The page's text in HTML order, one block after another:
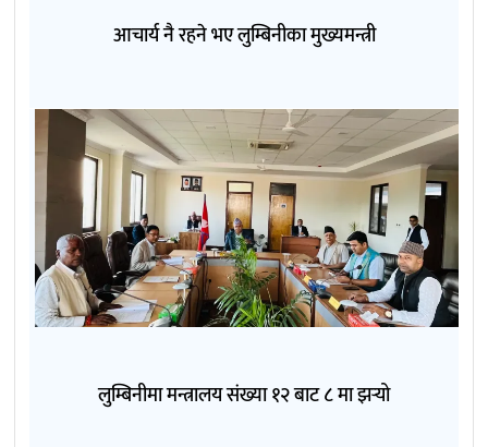
आचार्य नै रहने भए लुम्बिनीका मुख्यमन्त्री
लुम्बिनीमा मन्त्रालय संख्या १२ बाट ८ मा झर्‍यो